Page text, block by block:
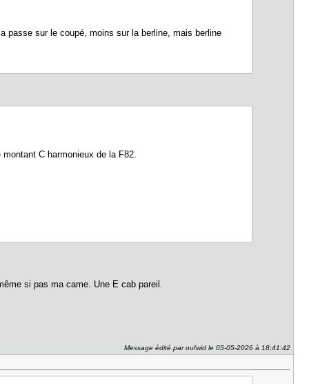
passe sur le coupé, moins sur la berline, mais berline
C harmonieux de la F82.
si pas ma came. Une E cab pareil.
Message édité par oufwid le 05-05-2026 à 18:41:42